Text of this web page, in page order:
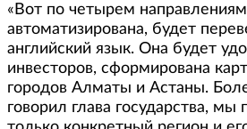
«Вот по четырем направлениям
автоматизирована, будет
английский язык. Она будет
инвесторов, сформирована
городов Алматы и Астаны.
говорил глава государства, мы